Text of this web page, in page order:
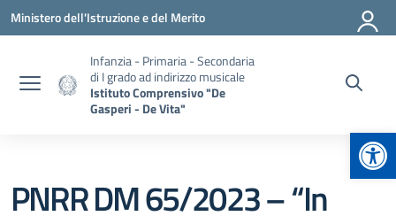
Vai ai contenuti
Vai al menu di navigazione
Vai al footer
Ministero dell'Istruzione e del Merito
Infanzia - Primaria - Secondaria
di I grado ad indirizzo musicale
Istituto Comprensivo "De
Gasperi - De Vita"
PNRR DM 65/2023 – “In